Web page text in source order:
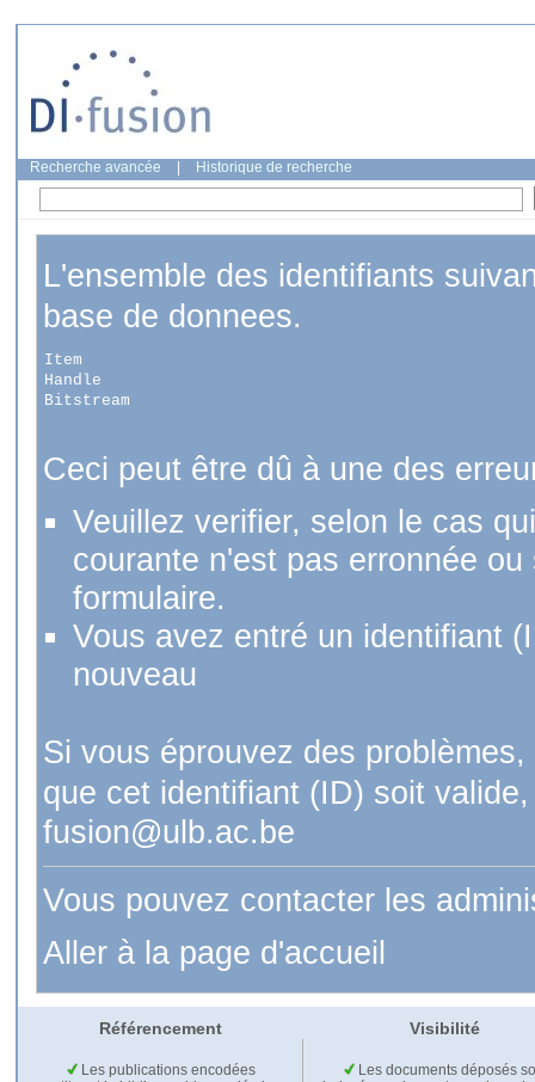
Recherche avancée Historique de recherche
L'ensemble des identifiants
base de donnees.
Item
Handle
Bitstream
Ceci peut être dû à une des
Veuillez verifier, selon le cas
courante n'est pas erronnée
formulaire.
Vous avez entré un identifiant
nouveau
Si vous éprouvez des
que cet identifiant (ID) soit
fusion@ulb.ac.be
Vous pouvez contacter les
Aller à la page d'accueil
Référencement Visibilité
Les publications encodées
Les documents déposés